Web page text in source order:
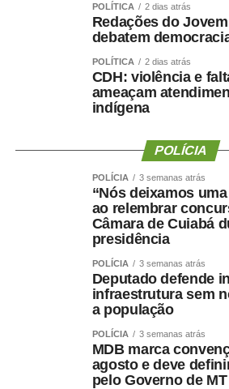
POLÍTICA 2 dias atrás
Redações do
debatem
POLÍTICA 2 dias atrás
CDH: violência e
ameaçam
indígena
POLÍCIA
POLÍCIA 3 semanas atrás
“Nós deixamos
ao relembrar
Câmara de Cuiabá
presidência
POLÍCIA 3 semanas atrás
Deputado defende
infraestrutura sem
a população
POLÍCIA 3 semanas atrás
MDB marca
agosto e deve
pelo Governo de MT